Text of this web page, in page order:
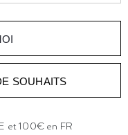
SOUHAITS
et 100€ en FR